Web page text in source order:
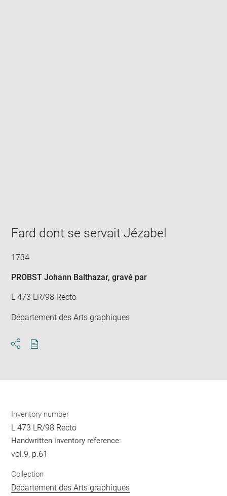
window
Fard dont se servait Jézabel
1734
PROBST Johann Balthazar, gravé par
L 473 LR/98 Recto
Département des Arts graphiques
Inventory number
L 473 LR/98 Recto
Handwritten inventory reference:
vol.9, p.61
Collection
Département des Arts graphiques